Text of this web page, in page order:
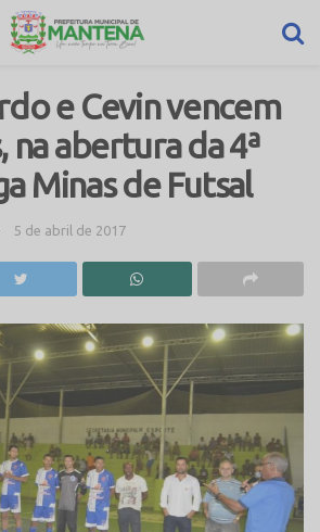
e Cevin vencem
na abertura da 4ª
Minas de Futsal
5 de abril de 2017